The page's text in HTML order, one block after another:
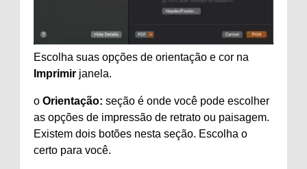
Escolha suas opções de orientação e cor na
Imprimir janela.
o Orientação: seção é onde você pode escolher
as opções de impressão de retrato ou paisagem.
Existem dois botões nesta seção. Escolha o
certo para você.